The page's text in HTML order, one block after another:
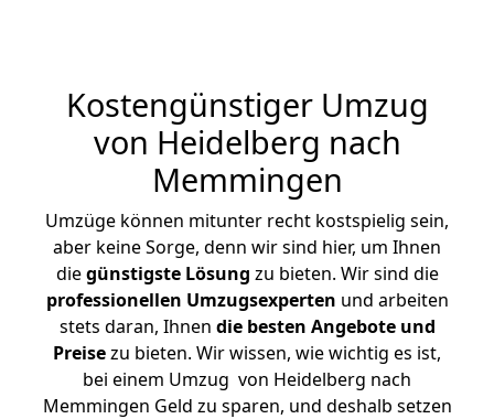
Kostengünstiger Umzug
von Heidelberg nach
Memmingen
Umzüge können mitunter recht kostspielig sein,
aber keine Sorge, denn wir sind hier, um Ihnen
diegünstigste Lösung zu bieten. Wir sind die
professionellen Umzugsexperten und arbeiten
stets daran, Ihnen die besten Angebote und
Preisezu bieten. Wir wissen, wie wichtig es ist,
bei einem Umzug von Heidelberg nach
Memmingen Geld zu sparen, und deshalb setzen